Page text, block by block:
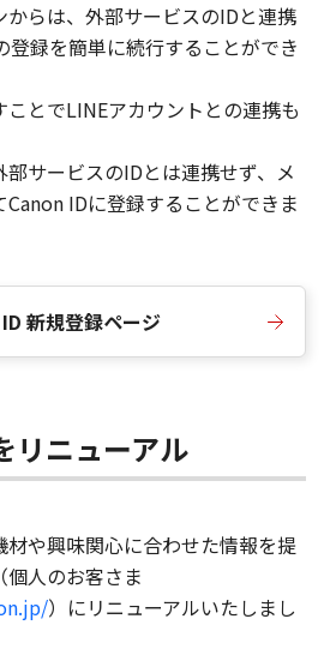
らは、外部サービスのIDと連携
登録を簡単に続行することができ
ことでLINEアカウントとの連携も
サービスのIDとは連携せず、メ
IDに登録することができま
新規登録ページ
リニューアル
や興味関心に合わせた情報を提
人のお客さま
）にリニューアルいたしまし